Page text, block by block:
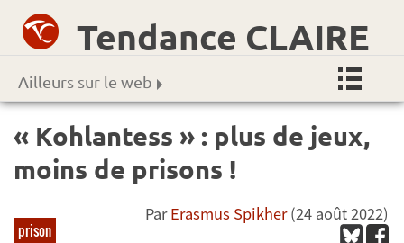
Tendance CLAIRE
Ailleurs sur le web
« Kohlantess » : plus de jeux,
moins de prisons !
prison
ParErasmus Spikher(24 août 2022)